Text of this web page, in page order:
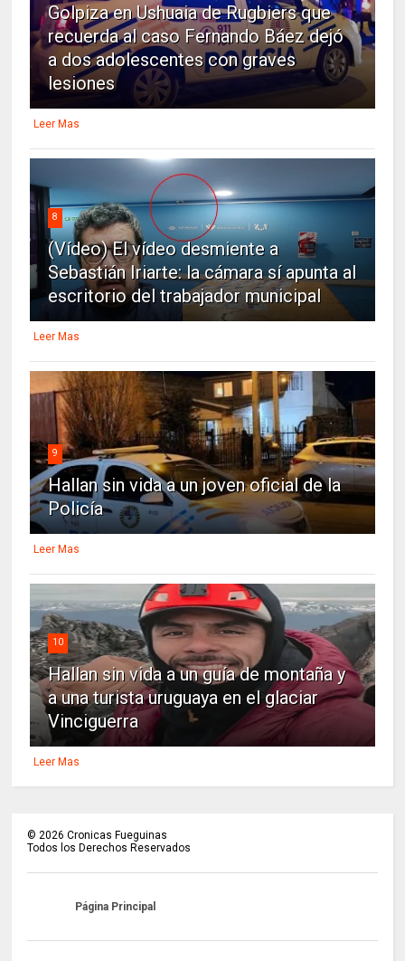
Golpiza en Ushuaia de Rugbiers que
recuerda al caso Fernando Báez dejó
a dos adolescentes con graves
lesiones
Leer Mas
8
(Vídeo) El vídeo desmiente a
Sebastián Iriarte: la cámara sí apunta al
escritorio del trabajador municipal
Leer Mas
9
Hallan sin vida a un joven oficial de la
Policía
Leer Mas
10
Hallan sin vida a un guía de montaña y
a una turista uruguaya en el glaciar
Vinciguerra
Leer Mas
© 2026 Cronicas Fueguinas
Todos los Derechos Reservados
Página Principal